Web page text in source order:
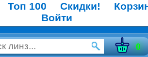
Топ 100 Скидки!
Войти
0